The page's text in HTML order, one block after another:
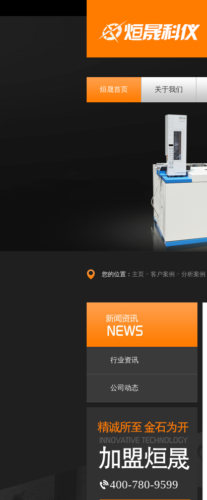
烜晟首页 关于我们
您的位置： 主页 > 客户案例 > 分析案例
行业资讯
公司动态
400-780-9599